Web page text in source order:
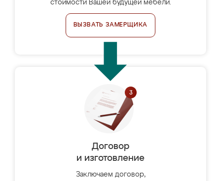
стоимости Вашей будущей мебели.
ВЫЗВАТЬ ЗАМЕРЩИКА
Договор
и изготовление
Заключаем договор,